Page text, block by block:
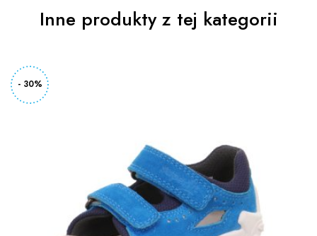
Inne produkty z tej kategorii
- 30%